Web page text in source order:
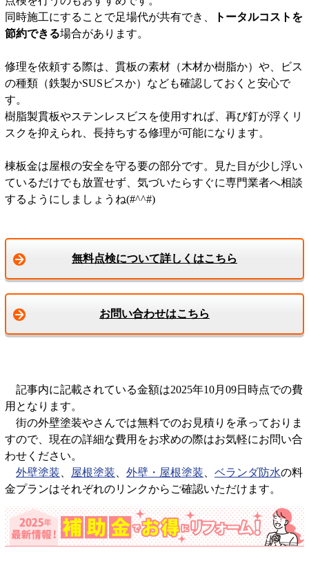
同時施工にすることで足場代が共有でき、
トータルコストを
節約できる場合があります。
修理を依頼する際は、貫板の素材（木材か樹脂か）や、ビス
の種類（鉄製かSUSビスか）なども確認しておくと安心で
す。
樹脂製貫板やステンレスビスを使用すれば、再び釘が浮くリ
スクを抑えられ、長持ちする修理が可能になります。
棟板金は屋根の安全を守る要の部分です。見た目が少し浮い
ているだけでも放置せず、気づいたらすぐに専門業者へ相談
するようにしましょうね(#^^#)
無料点検について詳しくはこちら
お問い合わせはこちら
記事内に記載されている金額は2025年10月09日時点での費
用となります。
街の外壁塗装やさんでは無料でのお見積りを承っておりま
すので、現在の詳細な費用をお求めの際はお気軽にお問い合
わせください。
外壁塗装
屋根塗装 外壁・屋根塗装 ベランダ防水の料
金プランはそれぞれのリンクからご確認いただけます。